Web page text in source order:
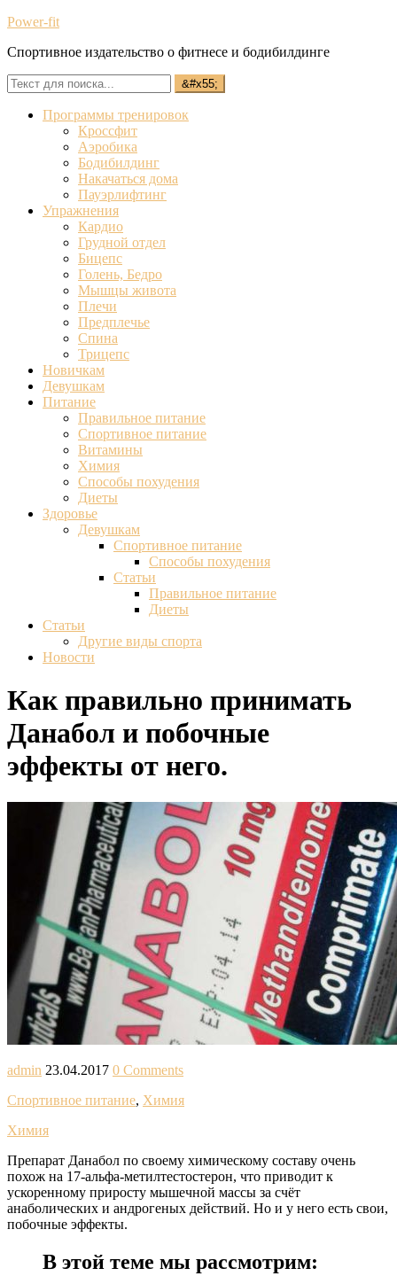
Power-fit
Спортивное издательство о фитнесе и бодибилдинге
Программы тренировок
Кроссфит
Аэробика
Бодибилдинг
Накачаться дома
Пауэрлифтинг
Упражнения
Кардио
Грудной отдел
Бицепс
Голень, Бедро
Мышцы живота
Плечи
Предплечье
Спина
Трицепс
Новичкам
Девушкам
Питание
Правильное питание
Спортивное питание
Витамины
Химия
Способы похудения
Диеты
Здоровье
Девушкам
Спортивное питание
Способы похудения
Статьи
Правильное питание
Диеты
Статьи
Другие виды спорта
Новости
Как правильно принимать
Данабол и побочные
эффекты от него.
admin 23.04.2017 0 Comments
Спортивное питание, Химия
Химия
Препарат Данабол по своему химическому составу очень
похож на 17-альфа-метилтестостерон, что приводит к
ускоренному приросту мышечной массы за счёт
анаболических и андрогеных действий. Но и у него есть свои,
побочные эффекты.
В этой теме мы рассмотрим: